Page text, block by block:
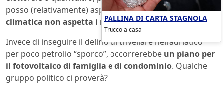
posso (relativamente) aspettare,la crisi energetica e
climatica non aspetta i nostri tempi.
Invece di inseguire il delirio di trivellare nell’adriatico
per poco petrolio “sporco”, occorrerebbe un piano per
il fotovoltaico di famiglia e di condominio. Qualche
gruppo politico ci proverà?
PALLINA DI CARTA STAGNOLA
Trucco a casa